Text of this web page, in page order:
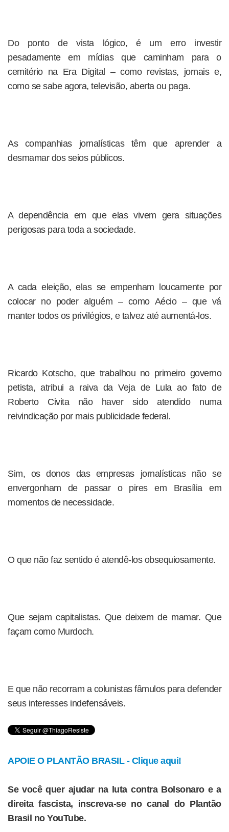
Do ponto de vista lógico, é um erro investir
pesadamente em mídias que caminham para o
cemitério na Era Digital – como revistas, jornais e,
como se sabe agora, televisão, aberta ou paga.
As companhias jornalísticas têm que aprender a
desmamar dos seios públicos.
A dependência em que elas vivem gera situações
perigosas para toda a sociedade.
A cada eleição, elas se empenham loucamente por
colocar no poder alguém – como Aécio – que vá
manter todos os privilégios, e talvez até aumentá-los.
Ricardo Kotscho, que trabalhou no primeiro governo
petista, atribui a raiva da Veja de Lula ao fato de
Roberto Civita não haver sido atendido numa
reivindicação por mais publicidade federal.
Sim, os donos das empresas jornalísticas não se
envergonham de passar o pires em Brasília em
momentos de necessidade.
O que não faz sentido é atendê-los obsequiosamente.
Que sejam capitalistas. Que deixem de mamar. Que
façam como Murdoch.
E que não recorram a colunistas fâmulos para defender
seus interesses indefensáveis.
APOIE O PLANTÃO BRASIL - Clique aqui!
Se você quer ajudar na luta contra Bolsonaro e a
direita fascista, inscreva-se no canal do Plantão
Brasil no YouTube.